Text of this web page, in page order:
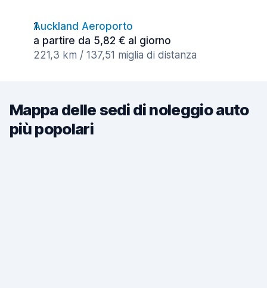
Auckland Aeroporto
a partire da 5,82 € al giorno
221,3 km / 137,51 miglia di distanza
Mappa delle sedi di noleggio auto
più popolari